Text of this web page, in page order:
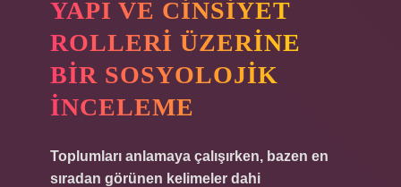
YAPI VE CINSIYET
ROLLERI ÜZERINE
BIR SOSYOLOJIK
İNCELEME
Toplumları anlamaya çalışırken, bazen en
sıradan görünen kelimeler dahi